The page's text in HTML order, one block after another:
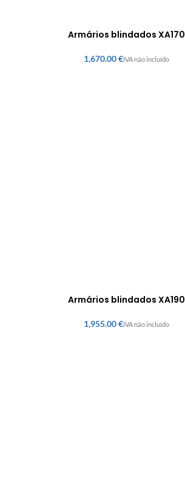
Armários blindados XA170
€
Armários blindados XA190
€